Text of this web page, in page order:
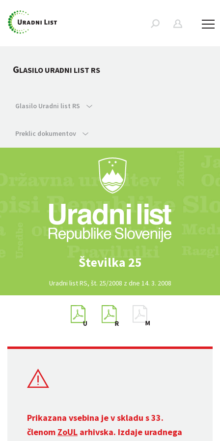
GLASILO URADNI LIST RS
Glasilo Uradni list RS
Preklic dokumentov
Številka 25
Uradni list RS, št. 25/2008 z dne 14. 3. 2008
Prikazana vsebina je v skladu s 33.
členom ZoUL arhivska. Izdaje uradnega